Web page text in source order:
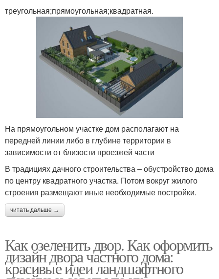
треугольная;прямоугольная;квадратная.
На прямоугольном участке дом располагают на
передней линии либо в глубине территории в
зависимости от близости проезжей части
В традициях дачного строительства – обустройство дома
по центру квадратного участка. Потом вокруг жилого
строения размещают иные необходимые постройки.
читать дальше →
Как озеленить двор. Как оформить
дизайн двора частного дома:
красивые идеи ландшафтного